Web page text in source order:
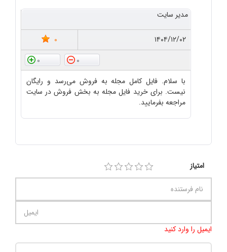
مدیر سایت
۱۴۰۴/۱۲/۰۲
0
0
0
با سلام. فایل کامل مجله به فروش می‌رسد و رایگان
نیست. برای خرید فایل مجله به بخش فروش در سایت
مراجعه بفرمایید.
امتیاز
ایمیل را وارد کنید